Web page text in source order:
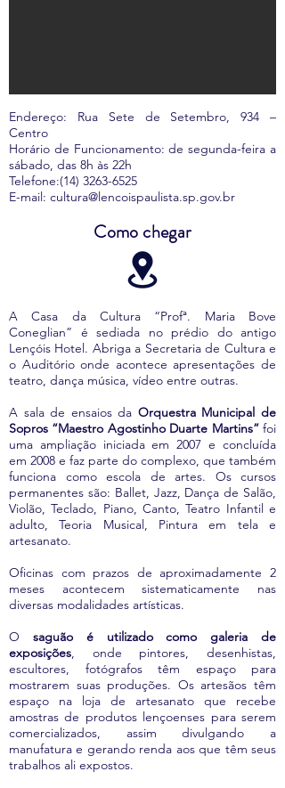
Endereço: Rua Sete de Setembro, 934 –
Centro
Horário de Funcionamento: de segunda-feira a
sábado, das 8h às 22h
Telefone:(14) 3263-6525
E-mail: cultura@lencoispaulista.sp.gov.br
Como chegar
A Casa da Cultura “Profª. Maria Bove
Coneglian” é sediada no prédio do antigo
Lençóis Hotel. Abriga a Secretaria de Cultura e
o Auditório onde acontece apresentações de
teatro, dança música, vídeo entre outras.
A sala de ensaios da Orquestra Municipal de
Sopros “Maestro Agostinho Duarte Martins”foi
uma ampliação iniciada em 2007 e concluída
em 2008 e faz parte do complexo, que também
funciona como escola de artes. Os cursos
permanentes são: Ballet, Jazz, Dança de Salão,
Violão, Teclado, Piano, Canto, Teatro Infantil e
adulto, Teoria Musical, Pintura em tela e
artesanato.
Oficinas com prazos de aproximadamente 2
meses acontecem sistematicamente nas
diversas modalidades artísticas.
O saguão é utilizado como galeria de
exposições, onde pintores, desenhistas,
escultores, fotógrafos têm espaço para
mostrarem suas produções. Os artesãos têm
espaço na loja de artesanato que recebe
amostras de produtos lençoenses para serem
comercializados, assim divulgando a
manufatura e gerando renda aos que têm seus
trabalhos ali expostos.